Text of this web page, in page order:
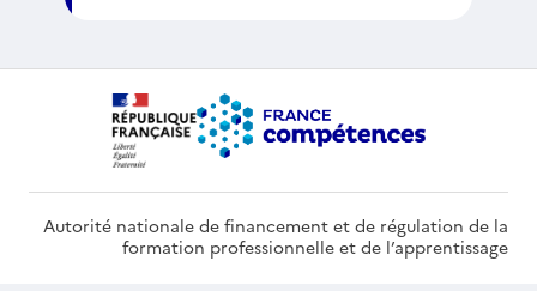
Autorité nationale de financement et de régulation de la
formation professionnelle et de l’apprentissage